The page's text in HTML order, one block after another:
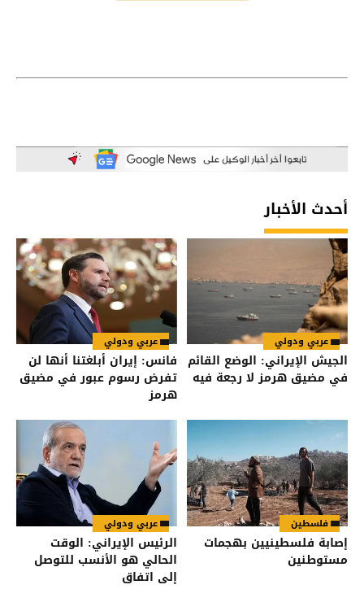
أحدث الأخبار
عربي ودولي
الجيش الإيراني: الوضع القائم
في مضيق هرمز لا رجعة فيه
عربي ودولي
فانس: إيران أبلغتنا أنها لن
تفرض رسوم عبور في مضيق
هرمز
فلسطين
إصابة فلسطينيين بهجمات
مستوطنين
عربي ودولي
الرئيس الإيراني: الوقت
الحالي هو الأنسب للتوصل
إلى اتفاق